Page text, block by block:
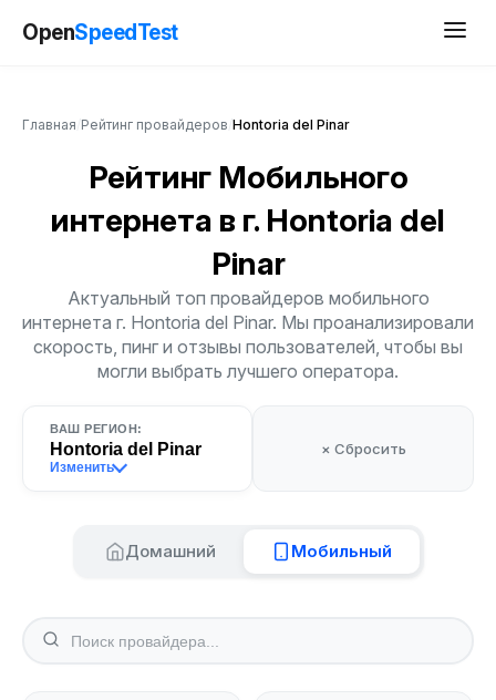
OpenSpeedTest
Главная Рейтинг провайдеров Hontoria del Pinar
Рейтинг Мобильного
интернета в г. Hontoria del
Pinar
Актуальный топ провайдеров мобильного
интернета г. Hontoria del Pinar. Мы проанализировали
скорость, пинг и отзывы пользователей, чтобы вы
могли выбрать лучшего оператора.
ВАШ РЕГИОН:
Hontoria del Pinar
Изменить
× Сбросить
Домашний Мобильный